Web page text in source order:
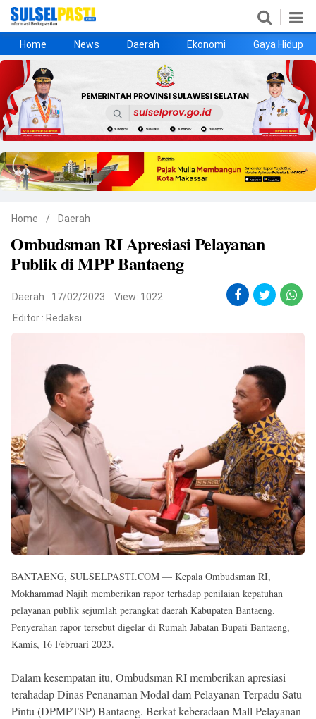
Home
News
Daerah
Ekonomi
Gaya Hidup
Kesehatan
Metro
Nasional
Hukrim
Olahraga
Politik
UMKM
Opini
©
Copyright
2026
All
Reserved
Home News Daerah Ekonomi Gaya Hidup
Home / Daerah
Ombudsman RI Apresiasi Pelayanan
Publik di MPP Bantaeng
Daerah 17/02/2023
View: 1022
Editor : Redaksi
BANTAENG, SULSELPASTI.COM — Kepala Ombudsman RI,
Mokhammad Najih memberikan rapor terhadap penilaian kepatuhan
pelayanan publik sejumlah perangkat daerah Kabupaten Bantaeng.
Penyerahan rapor tersebut digelar di Rumah Jabatan Bupati Bantaeng,
Kamis, 16 Februari 2023.
Dalam kesempatan itu, Ombudsman RI memberikan apresiasi
terahadap Dinas Penanaman Modal dam Pelayanan Terpadu Satu
Pintu (DPMPTSP) Bantaeng. Berkat keberadaan Mall Pelayanan